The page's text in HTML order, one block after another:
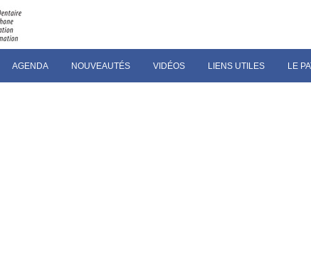
AGENDA NOUVEAUTÉS VIDÉOS LIENS UTILES LE